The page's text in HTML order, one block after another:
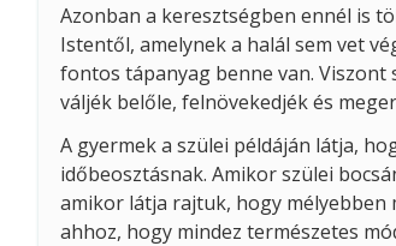
Azonban a keresztségben ennél is
Istentől, amelynek a halál sem vet
fontos tápanyag benne van. Viszont
váljék belőle, felnövekedjék és
A gyermek a szülei példáján látja,
időbeosztásnak. Amikor szülei
amikor látja rajtuk, hogy mélyebben
ahhoz, hogy mindez természetes